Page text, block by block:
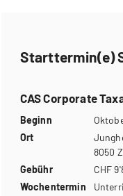
Starttermin(e)
CAS Corporate
Beginn
Ort
8050
Gebühr
CHF
Wochentermin